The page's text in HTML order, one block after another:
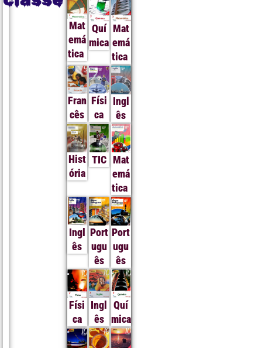
Mat
emá
tica
Quí
mica
Mat
emá
tica
Fran
cês
Físi
ca
Ingl
ês
Hist
ória
TIC Mat
emá
tica
Ingl
ês
Port
ugu
ês
Port
ugu
ês
Físi
ca
Ingl
ês
Quí
mica